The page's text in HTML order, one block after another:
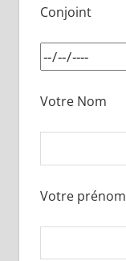
Conjoint
Votre Nom
Votre prénom